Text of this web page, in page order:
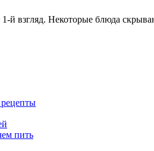
1-й взгляд. Некоторые блюда
рецепты
пить